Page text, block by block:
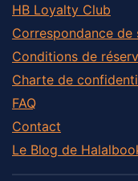
HB Loyalty Club
Correspondance de
Conditions de
Charte de
FAQ
Contact
Le Blog de